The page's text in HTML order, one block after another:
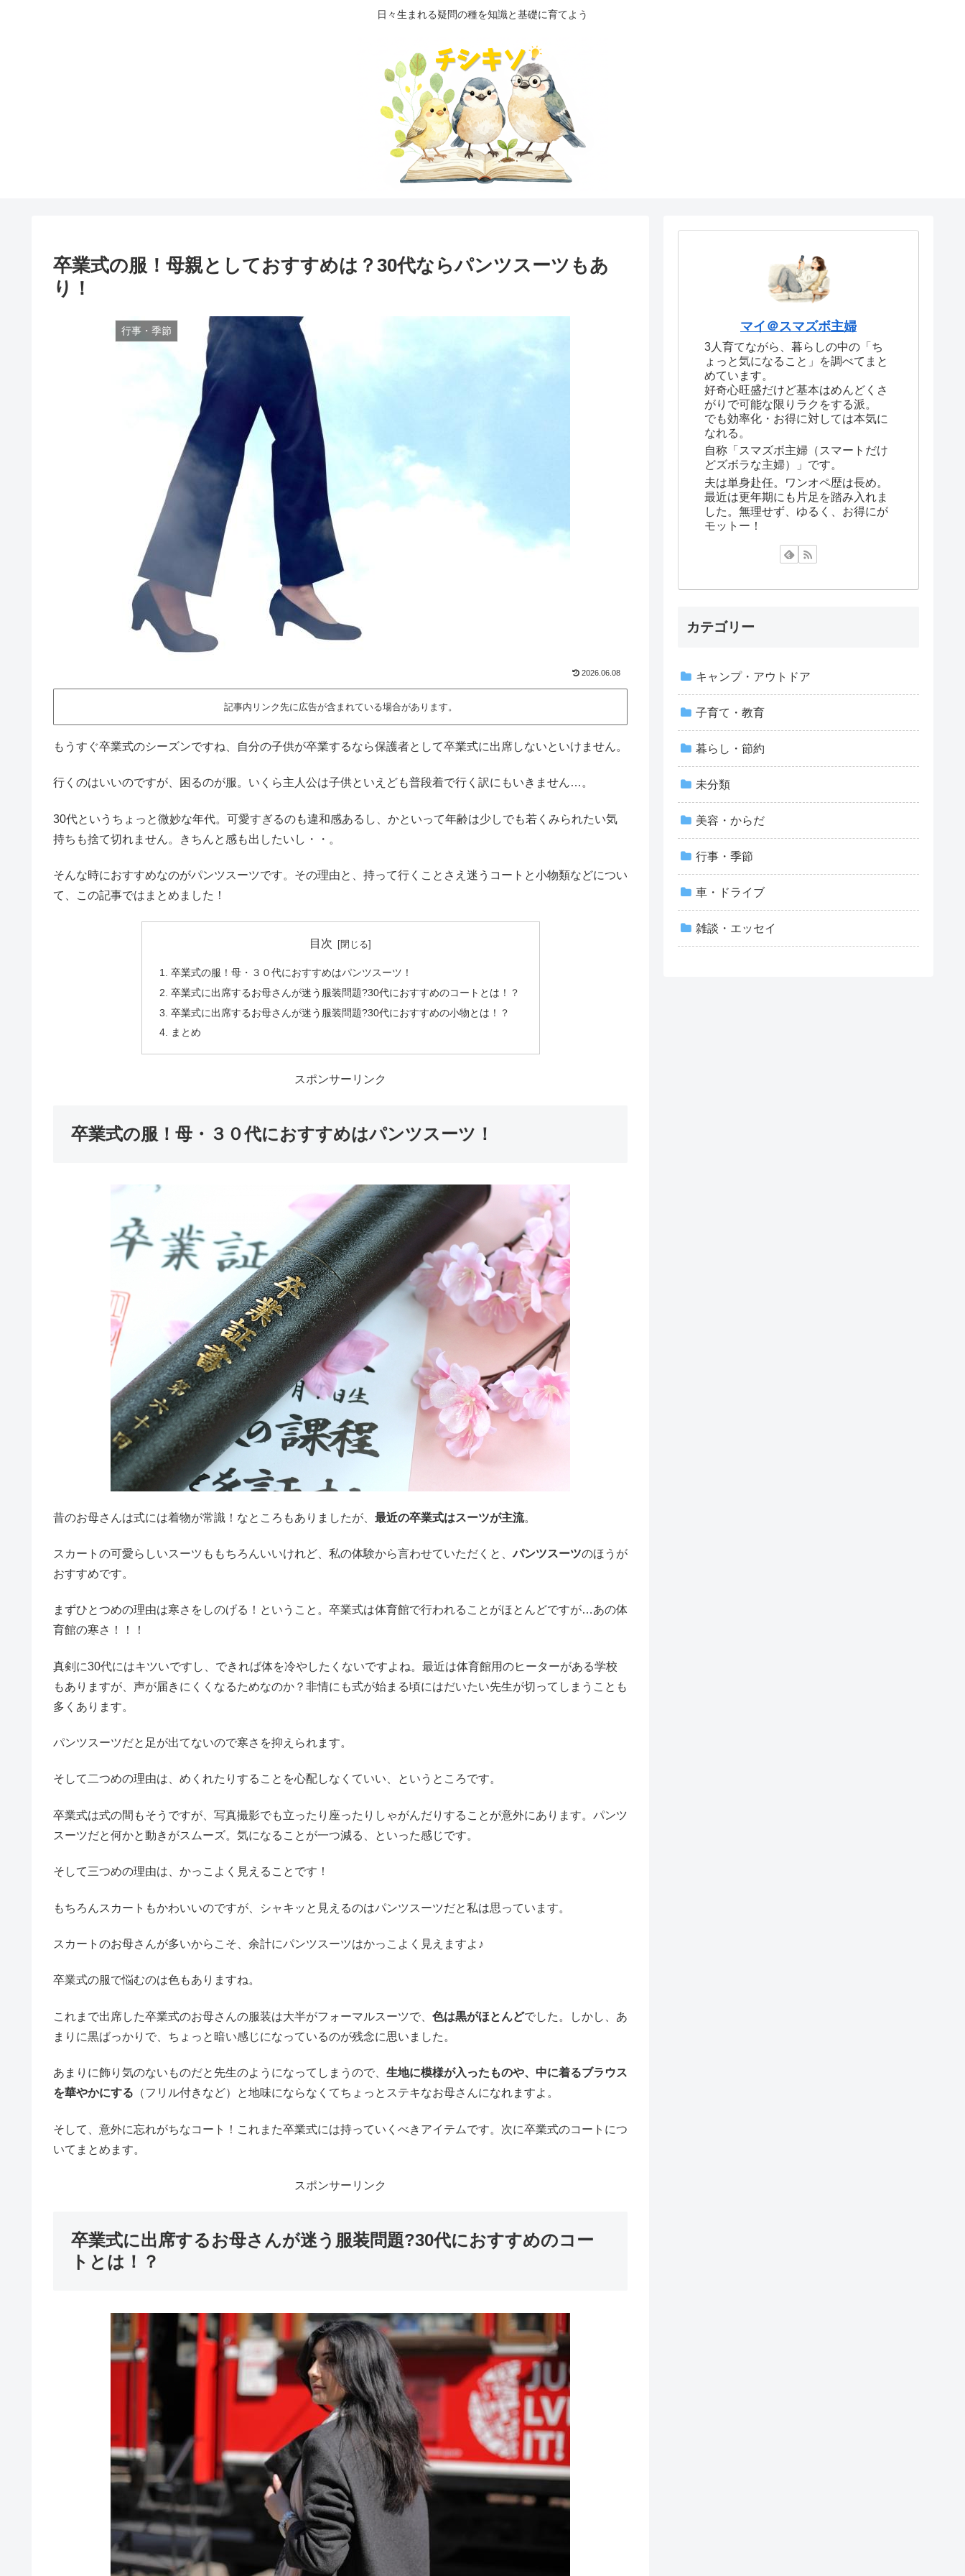
日々生まれる疑問の種を知識と基礎に育てよう
卒業式の服！母親としておすすめは？30代ならパンツスーツもあ
り！
行事・季節
2026.06.08
記事内リンク先に広告が含まれている場合があります。
もうすぐ卒業式のシーズンですね、自分の子供が卒業するなら保護者として卒業式に出席しないといけません。
行くのはいいのですが、困るのが服。いくら主人公は子供といえども普段着で行く訳にもいきません…。
30代というちょっと微妙な年代。可愛すぎるのも違和感あるし、かといって年齢は少しでも若くみられたい気
持ちも捨て切れません。きちんと感も出したいし・・。
そんな時におすすめなのがパンツスーツです。その理由と、持って行くことさえ迷うコートと小物類などについ
て、この記事ではまとめました！
目次
卒業式の服！母・３０代におすすめはパンツスーツ！
卒業式に出席するお母さんが迷う服装問題?30代におすすめのコートとは！？
卒業式に出席するお母さんが迷う服装問題?30代におすすめの小物とは！？
まとめ
スポンサーリンク
卒業式の服！母・３０代におすすめはパンツスーツ！
昔のお母さんは式には着物が常識！なところもありましたが、 最近の卒業式はスーツが主流。
スカートの可愛らしいスーツももちろんいいけれど、私の体験から言わせていただくと、パンツスーツのほうが
おすすめです。
まずひとつめの理由は寒さをしのげる！ということ。卒業式は体育館で行われることがほとんどですが…あの体
育館の寒さ！！！
真剣に30代にはキツいですし、できれば体を冷やしたくないですよね。最近は体育館用のヒーターがある学校
もありますが、声が届きにくくなるためなのか？非情にも式が始まる頃にはだいたい先生が切ってしまうことも
多くあります。
パンツスーツだと足が出てないので寒さを抑えられます。
そして二つめの理由は、めくれたりすることを心配しなくていい、というところです。
卒業式は式の間もそうですが、写真撮影でも立ったり座ったりしゃがんだりすることが意外にあります。パンツ
スーツだと何かと動きがスムーズ。気になることが一つ減る、といった感じです。
そして三つめの理由は、かっこよく見えることです！
もちろんスカートもかわいいのですが、シャキッと見えるのはパンツスーツだと私は思っています。
スカートのお母さんが多いからこそ、余計にパンツスーツはかっこよく見えますよ♪
卒業式の服で悩むのは色もありますね。
これまで出席した卒業式のお母さんの服装は大半がフォーマルスーツで、 色は黒がほとんどでした。しかし、あ
まりに黒ばっかりで、ちょっと暗い感じになっているのが残念に思いました。
あまりに飾り気のないものだと先生のようになってしまうので、 生地に模様が入ったものや、中に着るブラウス
を華やかにする （フリル付きなど）と地味にならなくてちょっとステキなお母さんになれますよ。
そして、意外に忘れがちなコート！これまた卒業式には持っていくべきアイテムです。次に卒業式のコートにつ
いてまとめます。
スポンサーリンク
卒業式に出席するお母さんが迷う服装問題?30代におすすめのコー
トとは！？
マイ＠スマズボ主婦
3人育てながら、暮らしの中の「ち
ょっと気になること」を調べてまと
めています。
好奇心旺盛だけど基本はめんどくさ
がりで可能な限りラクをする派。
でも効率化・お得に対しては本気に
なれる。
自称「スマズボ主婦（スマートだけ
どズボラな主婦）」です。
夫は単身赴任。ワンオペ歴は長め。
最近は更年期にも片足を踏み入れま
した。無理せず、ゆるく、お得にが
モットー！
カテゴリー
キャンプ・アウトドア
子育て・教育
暮らし・節約
未分類
美容・からだ
行事・季節
車・ドライブ
雑談・エッセイ